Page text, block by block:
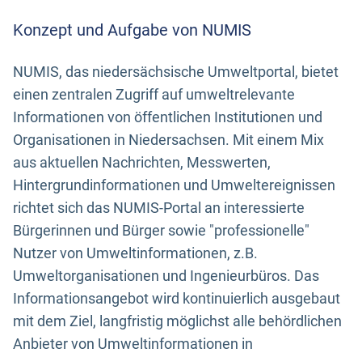
Konzept und Aufgabe von NUMIS
NUMIS, das niedersächsische Umweltportal, bietet
einen zentralen Zugriff auf umweltrelevante
Informationen von öffentlichen Institutionen und
Organisationen in Niedersachsen. Mit einem Mix
aus aktuellen Nachrichten, Messwerten,
Hintergrundinformationen und Umweltereignissen
richtet sich das NUMIS-Portal an interessierte
Bürgerinnen und Bürger sowie "professionelle"
Nutzer von Umweltinformationen, z.B.
Umweltorganisationen und Ingenieurbüros. Das
Informationsangebot wird kontinuierlich ausgebaut
mit dem Ziel, langfristig möglichst alle behördlichen
Anbieter von Umweltinformationen in